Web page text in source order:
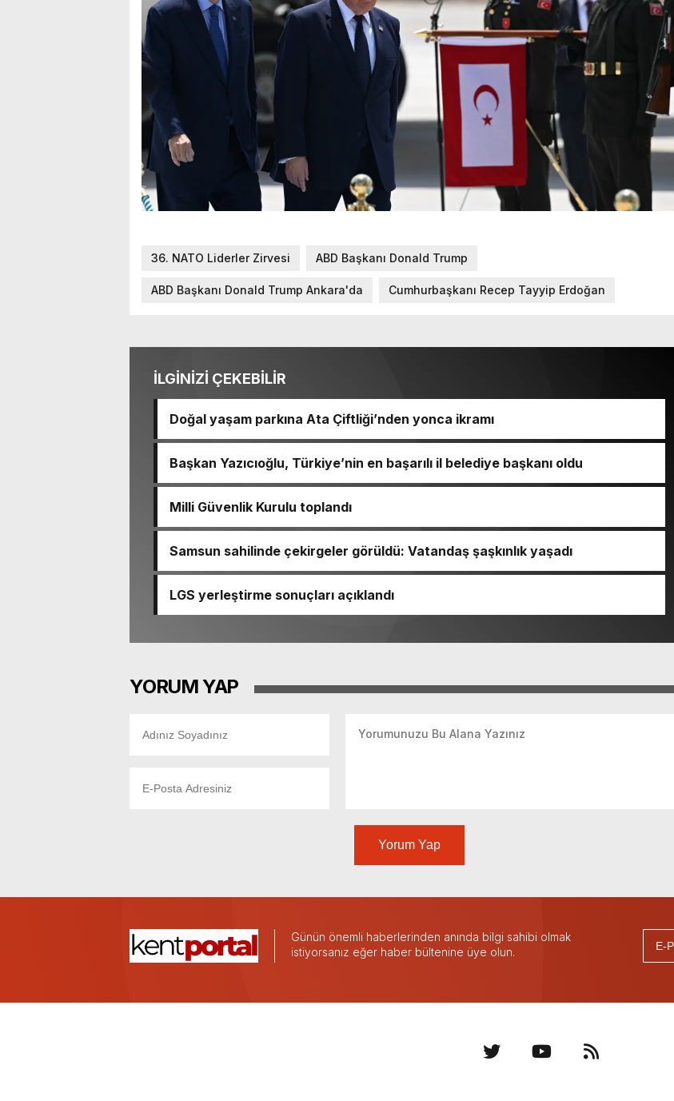
36. NATO Liderler Zirvesi ABD Başkanı Donald Trump
ABD Başkanı Donald Trump Ankara'da Cumhurbaşkanı Recep Tayyip Erdoğan
İLGİNİZİ ÇEKEBİLİR
Doğal yaşam parkına Ata Çiftliği’nden yonca ikramı
Başkan Yazıcıoğlu, Türkiye’nin en başarılı il belediye başkanı oldu
Milli Güvenlik Kurulu toplandı
Samsun sahilinde çekirgeler görüldü: Vatandaş şaşkınlık yaşadı
LGS yerleştirme sonuçları açıklandı
YORUM YAP
Yorum Yap
Günün önemli haberlerinden anında bilgi sahibi olmak
istiyorsanız eğer haber bültenine üye olun.